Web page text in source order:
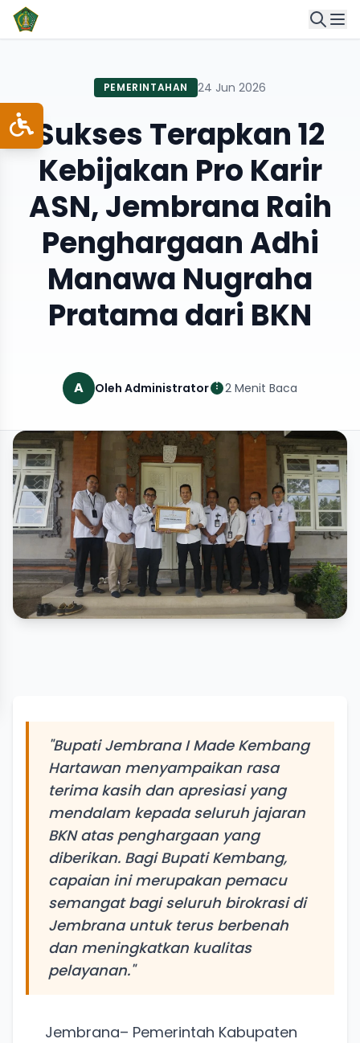
PEMERINTAHAN 24 Jun 2026
Sukses Terapkan 12
Kebijakan Pro Karir
ASN, Jembrana Raih
Penghargaan Adhi
Manawa Nugraha
Pratama dari BKN
A Oleh Administrator 2 Menit Baca
"Bupati Jembrana I Made Kembang
Hartawan menyampaikan rasa
terima kasih dan apresiasi yang
mendalam kepada seluruh jajaran
BKN atas penghargaan yang
diberikan. Bagi Bupati Kembang,
capaian ini merupakan pemacu
semangat bagi seluruh birokrasi di
Jembrana untuk terus berbenah
dan meningkatkan kualitas
pelayanan."
Jembrana– Pemerintah Kabupaten